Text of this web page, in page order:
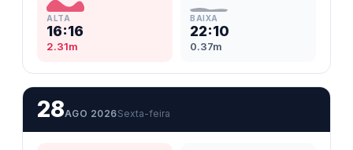
ALTA
16:16
2.31m
BAIXA
22:10
0.37m
28AGO 2026Sexta-feira